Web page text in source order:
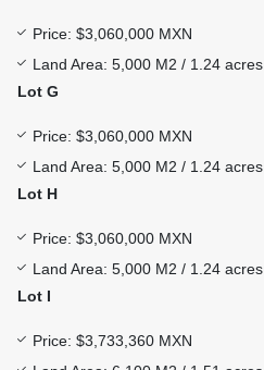
Price: $3,060,000 MXN
Land Area: 5,000 M2 / 1.24 acres
Lot G
Price: $3,060,000 MXN
Land Area: 5,000 M2 / 1.24 acres
Lot H
Price: $3,060,000 MXN
Land Area: 5,000 M2 / 1.24 acres
Lot I
Price: $3,733,360 MXN